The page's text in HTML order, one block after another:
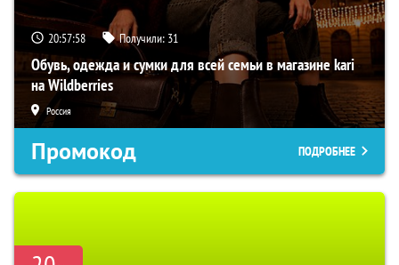
20:57:57 Получили: 31
Обувь, одежда и сумки для всей семьи в магазине kari
на Wildberries
Россия
Промокод ПОДРОБНЕЕ